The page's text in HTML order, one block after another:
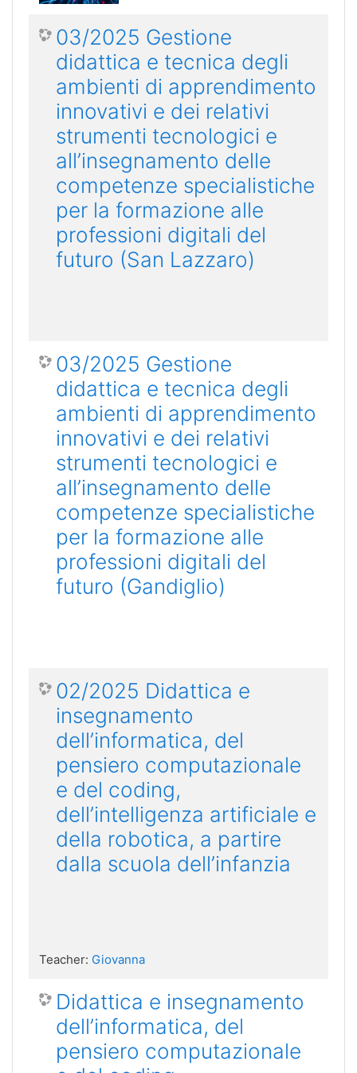
03/2025 Gestione
didattica e tecnica degli
ambienti di apprendimento
innovativi e dei relativi
strumenti tecnologici e
all’insegnamento delle
competenze specialistiche
per la formazione alle
professioni digitali del
futuro (San Lazzaro)
03/2025 Gestione
didattica e tecnica degli
ambienti di apprendimento
innovativi e dei relativi
strumenti tecnologici e
all’insegnamento delle
competenze specialistiche
per la formazione alle
professioni digitali del
futuro (Gandiglio)
02/2025 Didattica e
insegnamento
dell’informatica, del
pensiero computazionale
e del coding,
dell’intelligenza artificiale e
della robotica, a partire
dalla scuola dell’infanzia
Teacher: Giovanna
Didattica e insegnamento
dell’informatica, del
pensiero computazionale